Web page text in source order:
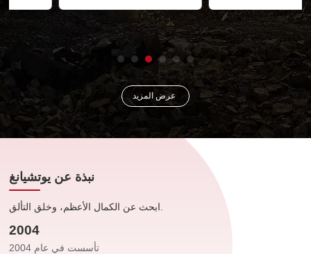
عرض المزيد
نبذة عن يوتشيانغ
ابحث عن الكمال الأعظم، وخلق التألق.
2004
تأسست في عام 2004